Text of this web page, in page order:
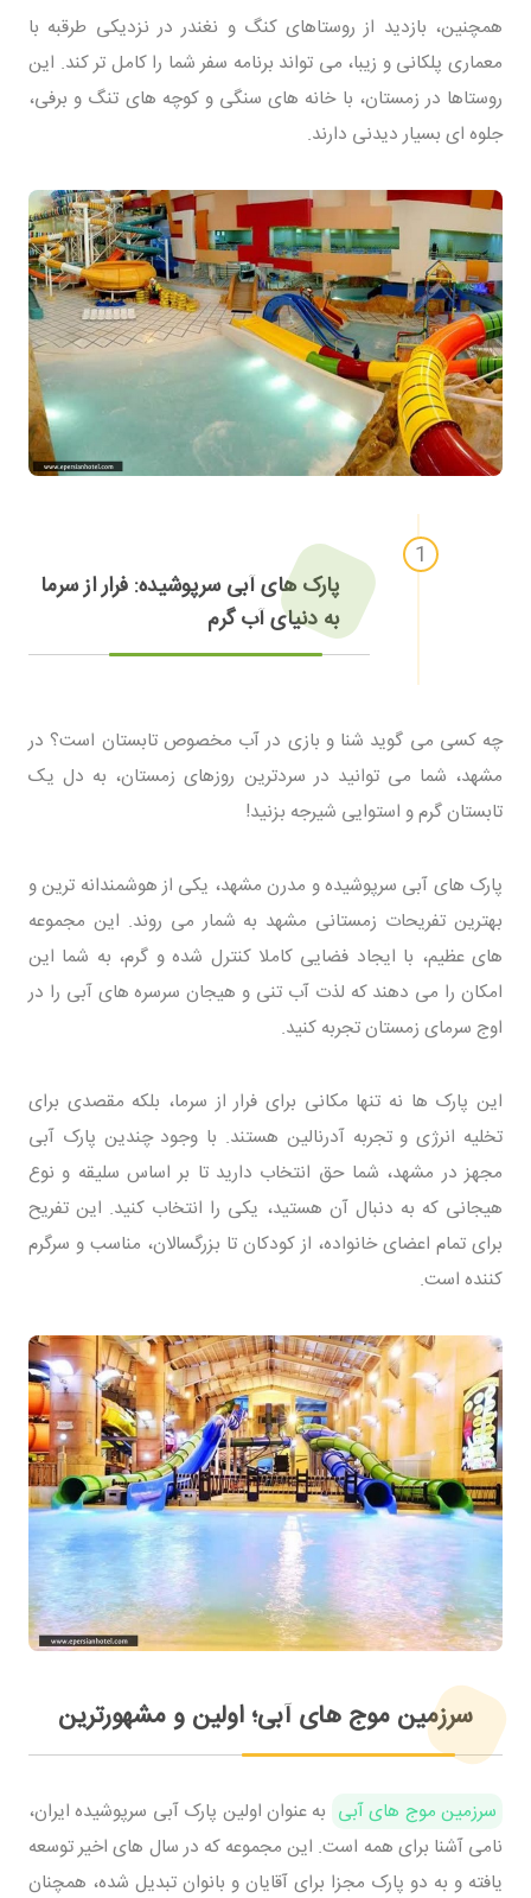
همچنین، بازدید از روستاهای کنگ و نغندر در نزدیکی طرقبه با
معماری پلکانی و زیبا، می تواند برنامه سفر شما را کامل تر کند. این
روستاها در زمستان، با خانه های سنگی و کوچه های تنگ و برفی،
جلوه ای بسیار دیدنی دارند.
پارک های آبی سرپوشیده: فرار از سرما
به دنیای آب گرم
چه کسی می گوید شنا و بازی در آب مخصوص تابستان است؟ در
مشهد، شما می توانید در سردترین روزهای زمستان، به دل یک
تابستان گرم و استوایی شیرجه بزنید!
پارک های آبی سرپوشیده و مدرن مشهد، یکی از هوشمندانه ترین و
بهترین تفریحات زمستانی مشهد به شمار می روند. این مجموعه
های عظیم، با ایجاد فضایی کاملا کنترل شده و گرم، به شما این
امکان را می دهند که لذت آب تنی و هیجان سرسره های آبی را در
اوج سرمای زمستان تجربه کنید.
این پارک ها نه تنها مکانی برای فرار از سرما، بلکه مقصدی برای
تخلیه انرژی و تجربه آدرنالین هستند. با وجود چندین پارک آبی
مجهز در مشهد، شما حق انتخاب دارید تا بر اساس سلیقه و نوع
هیجانی که به دنبال آن هستید، یکی را انتخاب کنید. این تفریح
برای تمام اعضای خانواده، از کودکان تا بزرگسالان، مناسب و سرگرم
کننده است.
سرزمین موج های آبی؛ اولین و مشهورترین
سرزمین موج های آبی به عنوان اولین پارک آبی سرپوشیده ایران،
نامی آشنا برای همه است. این مجموعه که در سال های اخیر توسعه
یافته و به دو پارک مجزا برای آقایان و بانوان تبدیل شده، همچنان